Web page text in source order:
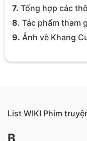
7. Tổng hợp các
8. Tác phẩm tham
9. Ảnh về Khang
List WIKI Phim